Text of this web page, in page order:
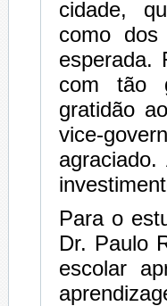
cidade,
como
esperada.
com tão
gratidão
vice-
Para o
Dr. Paulo
escolar